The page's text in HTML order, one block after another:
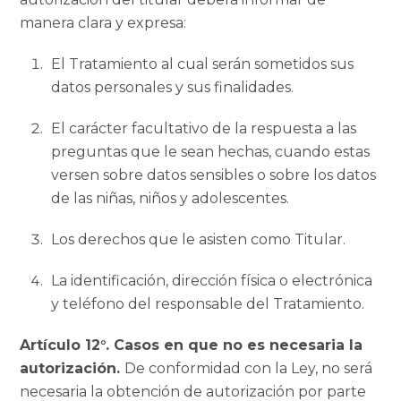
manera clara y expresa:
El Tratamiento al cual serán sometidos sus
datos personales y sus finalidades.
El carácter facultativo de la respuesta a las
preguntas que le sean hechas, cuando estas
versen sobre datos sensibles o sobre los datos
de las niñas, niños y adolescentes.
Los derechos que le asisten como Titular.
La identificación, dirección física o electrónica
y teléfono del responsable del Tratamiento.
Artículo 12°. Casos en que no es necesaria la
autorización. De conformidad con la Ley, no será
necesaria la obtención de autorización por parte